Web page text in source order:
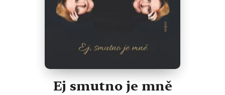
Ej smutno je mně